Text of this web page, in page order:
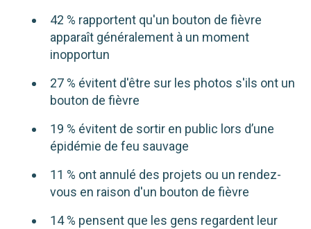
42 % rapportent qu'un bouton de fièvre
apparaît généralement à un moment
inopportun
27 % évitent d'être sur les photos s'ils ont un
bouton de fièvre
19 % évitent de sortir en public lors d’une
épidémie de feu sauvage
11 % ont annulé des projets ou un rendez-
vous en raison d'un bouton de fièvre
14 % pensent que les gens regardent leur